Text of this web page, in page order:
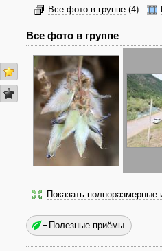
Все фото в группе (4)
Все фото в группе
Показать полноразмерные
Полезные приёмы